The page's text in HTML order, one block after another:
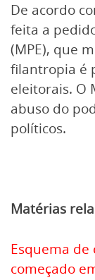
De acordo
feita a
(MPE), que
filantropia é
eleitorais. O
abuso do
políticos.
Matérias
Esquema
começado